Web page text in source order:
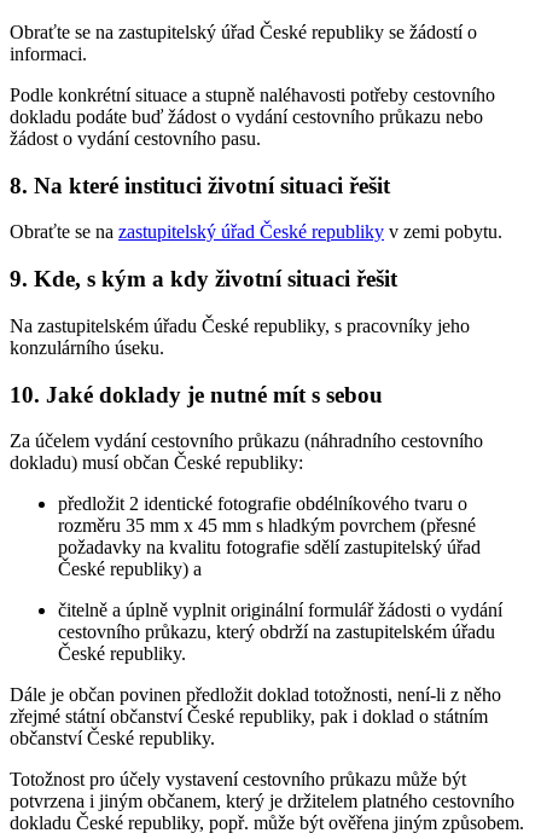
Obraťte se na zastupitelský úřad České republiky se žádostí o
informaci.
Podle konkrétní situace a stupně naléhavosti potřeby cestovního
dokladu podáte buď žádost o vydání cestovního průkazu nebo
žádost o vydání cestovního pasu.
8. Na které instituci životní situaci řešit
Obraťte se na zastupitelský úřad České republiky v zemi pobytu.
9. Kde, s kým a kdy životní situaci řešit
Na zastupitelském úřadu České republiky, s pracovníky jeho
konzulárního úseku.
10. Jaké doklady je nutné mít s sebou
Za účelem vydání cestovního průkazu (náhradního cestovního
dokladu) musí občan České republiky:
předložit 2 identické fotografie obdélníkového tvaru o
rozměru 35 mm x 45 mm s hladkým povrchem (přesné
požadavky na kvalitu fotografie sdělí zastupitelský úřad
České republiky) a
čitelně a úplně vyplnit originální formulář žádosti o vydání
cestovního průkazu, který obdrží na zastupitelském úřadu
České republiky.
Dále je občan povinen předložit doklad totožnosti, není-li z něho
zřejmé státní občanství České republiky, pak i doklad o státním
občanství České republiky.
Totožnost pro účely vystavení cestovního průkazu může být
potvrzena i jiným občanem, který je držitelem platného cestovního
dokladu České republiky, popř. může být ověřena jiným způsobem.